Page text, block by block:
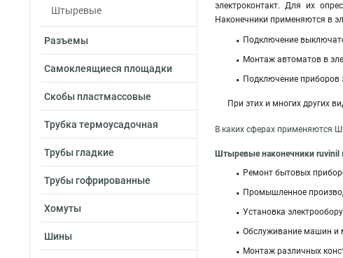
Штыревые
Разъемы
Самоклеящиеся площадки
Скобы пластмассовые
Трубка термоусадочная
Трубы гладкие
Трубы гофрированные
Хомуты
Шины
электроконтакт. Для их
Наконечники применяются в
Подключение
Монтаж автоматов в
Подключение приборов
При этих и многих других
В каких сферах применяются
Штыревые наконечники ruvinil
Ремонт бытовых
Промышленное
Установка
Обслуживание машин и
Монтаж различных